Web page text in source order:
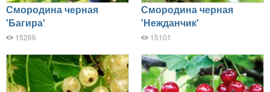
Смородина черная
'Багира'
15266
Смородина черная
'Нежданчик'
15101